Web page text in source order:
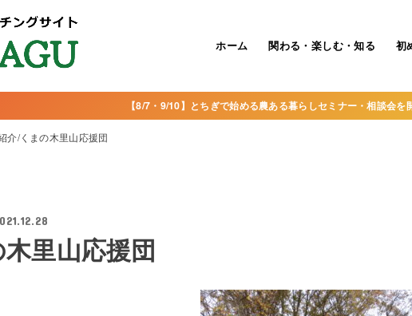
ホーム 関わる・楽しむ・知る 初
【8/7・9/10】とちぎで始める農ある暮らしセミナー・相談会を
介 くまの木里山応援団
木里山応援団